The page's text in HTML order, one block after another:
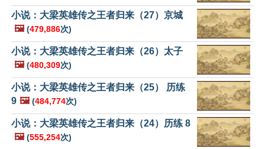
小说：大梁英雄传之王者归来（27）京城
🖼️ (479,886次)
小说：大梁英雄传之王者归来（26）太子
🖼️ (480,309次)
小说：大梁英雄传之王者归来（25） 历练
9 🖼️ (484,774次)
小说：大梁英雄传之王者归来（24）历练 8
🖼️ (555,254次)